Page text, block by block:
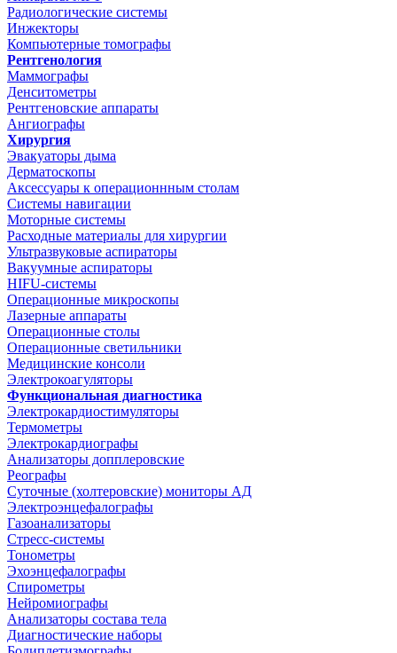
Радиологические системы
Инжекторы
Компьютерные томографы
Рентгенология
Маммографы
Денситометры
Рентгеновские аппараты
Ангиографы
Хирургия
Эвакуаторы дыма
Дерматоскопы
Аксессуары к операционнным столам
Системы навигации
Моторные системы
Расходные материалы для хирургии
Ультразвуковые аспираторы
Вакуумные аспираторы
HIFU-системы
Операционные микроскопы
Лазерные аппараты
Операционные столы
Операционные светильники
Медицинские консоли
Электрокоагуляторы
Функциональная диагностика
Электрокардиостимуляторы
Термометры
Электрокардиографы
Анализаторы допплеровские
Реографы
Суточные (холтеровские) мониторы АД
Электроэнцефалографы
Газоанализаторы
Стресс-системы
Тонометры
Эхоэнцефалографы
Спирометры
Нейромиографы
Анализаторы состава тела
Диагностические наборы